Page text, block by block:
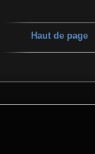
Haut de page